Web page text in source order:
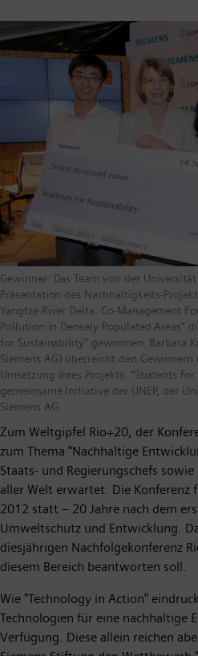
Gewinner: Das Team von der
Präsentation des Nachhaltigkeits-
Yangtze River Delta: Co-Management
Pollution in Densely Populated Areas"
for Sustainability" gewonnen. Barbara
Siemens AG) überreicht den
Umsetzung ihres Projekts. "Students
gemeinsame Initiative der UNEP, der
Siemens AG.
Zum Weltgipfel Rio+20, der
zum Thema "Nachhaltige
Staats- und Regierungschefs
aller Welt erwartet. Die Konferenz
2012 statt – 20 Jahre nach dem
Umweltschutz und Entwicklung.
diesjährigen Nachfolgekonferenz
diesem Bereich beantworten soll.
Wie "Technology in Action"
Technologien für eine nachhaltige
Verfügung. Diese allein reichen